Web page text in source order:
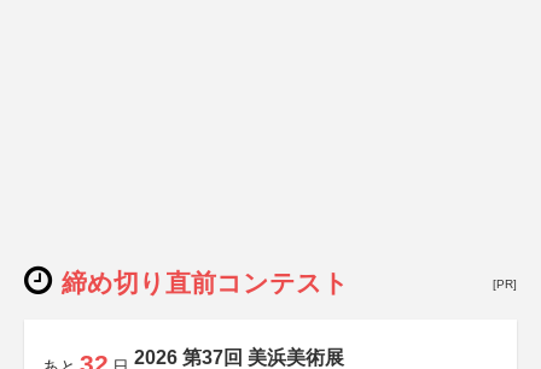
締め切り直前コンテスト [PR]
2026 第37回 美浜美術展